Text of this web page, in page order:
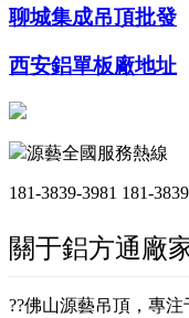
聊城集成吊頂批發
西安鋁單板廠地址
源藝全國服務熱線
181-3839-3981 181-
關于鋁方通廠
??佛山源藝吊頂，專